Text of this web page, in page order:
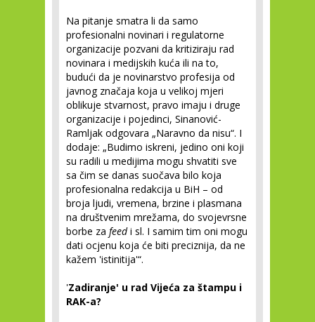
Na pitanje smatra li da samo
profesionalni novinari i regulatorne
organizacije pozvani da kritiziraju rad
novinara i medijskih kuća ili na to,
budući da je novinarstvo profesija od
javnog značaja koja u velikoj mjeri
oblikuje stvarnost, pravo imaju i druge
organizacije i pojedinci, Sinanović-
Ramljak odgovara „Naravno da nisu“. I
dodaje: „Budimo iskreni, jedino oni koji
su radili u medijima mogu shvatiti sve
sa čim se danas suočava bilo koja
profesionalna redakcija u BiH – od
broja ljudi, vremena, brzine i plasmana
na društvenim mrežama, do svojevrsne
borbe za feedi sl. I samim tim oni mogu
dati ocjenu koja će biti preciznija, da ne
kažem 'istinitija'“.
'Zadiranje' u rad Vijeća za štampu i
RAK-a?